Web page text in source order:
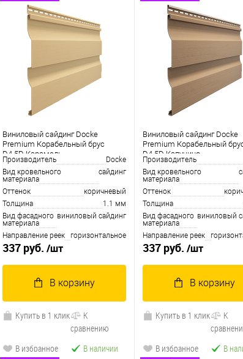
Виниловый сайдинг Docke
Premium Корабельный брус
D4.5D Карамель
Производитель
Docke
Вид кровельного
материала
сайдинг
Оттенок
коричневый
Толщина
1.1 мм
Вид фасадного
материала
виниловый сайдинг
Направление реек горизонтальное
337 руб. /шт
В корзину
Купить в 1 клик
К
сравнению
В избранное
В наличии
Виниловый сайдинг Docke
Premium Корабельный
D4.5D Капучино
Производитель
Вид кровельного
материала
Оттенок
Толщина
Вид фасадного
материала
виниловый
Направление реек
337 руб. /шт
В корзину
Купить в 1 клик
К
В избранное
В